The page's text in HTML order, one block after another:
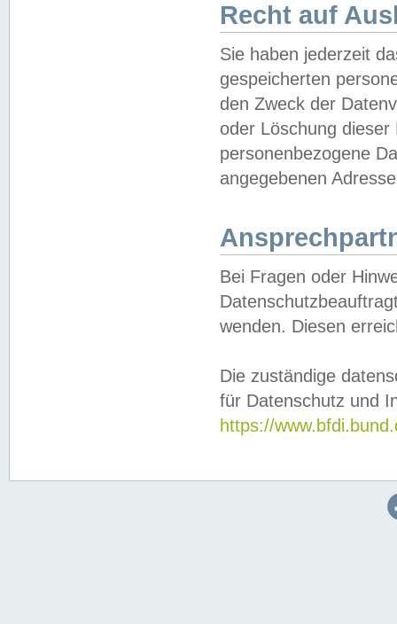
Recht auf
Sie haben jederzeit
gespeicherten
den Zweck der
oder Löschung
personenbezogene
angegebenen
Bei Fragen oder
wenden. Diesen
Die zuständige
für Datenschutz und
https://